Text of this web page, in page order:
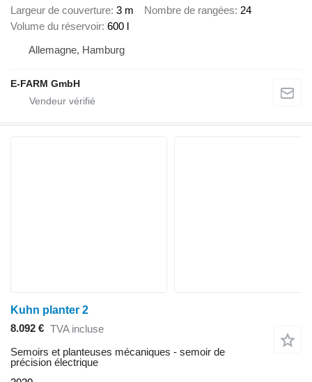
Largeur de couverture 3 m Nombre de rangées 24
Volume du réservoir 600 l
Allemagne, Hamburg
E-FARM GmbH
Kuhn planter 2
8.092 € TVA incluse
Semoirs et planteuses mécaniques - semoir de
précision électrique